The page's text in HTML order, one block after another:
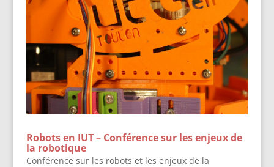
Robots en IUT – Conférence sur les enjeux de
la robotique
Conférence sur les robots et les enjeux de la